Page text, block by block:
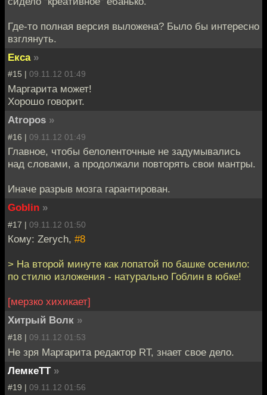
Где-то полная версия выложена? Было бы интересно
взглянуть.
Екса »
#15 | 09.11.12 01:49
Маргарита может!
Хорошо говорит.
Atropos »
#16 | 09.11.12 01:49
Главное, чтобы белоленточные не задумывались
над словами, а продолжали повторять свои мантры.
Иначе разрыв мозга гарантирован.
Goblin »
#17 | 09.11.12 01:50
Кому: Zerych, #8
> На второй минуте как лопатой по башке осенило:
по стилю изложения - натурально Гоблин в юбке!
[мерзко хихикает]
Хитрый Волк »
#18 | 09.11.12 01:53
Не зря Маргарита редактор RT, знает свое дело.
ЛемкеТТ »
#19 | 09.11.12 01:56